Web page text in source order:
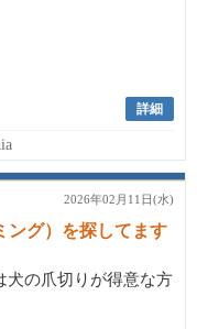
詳細
2026年02月11日(水)
ング）を探してます
犬の爪切りが得意な方